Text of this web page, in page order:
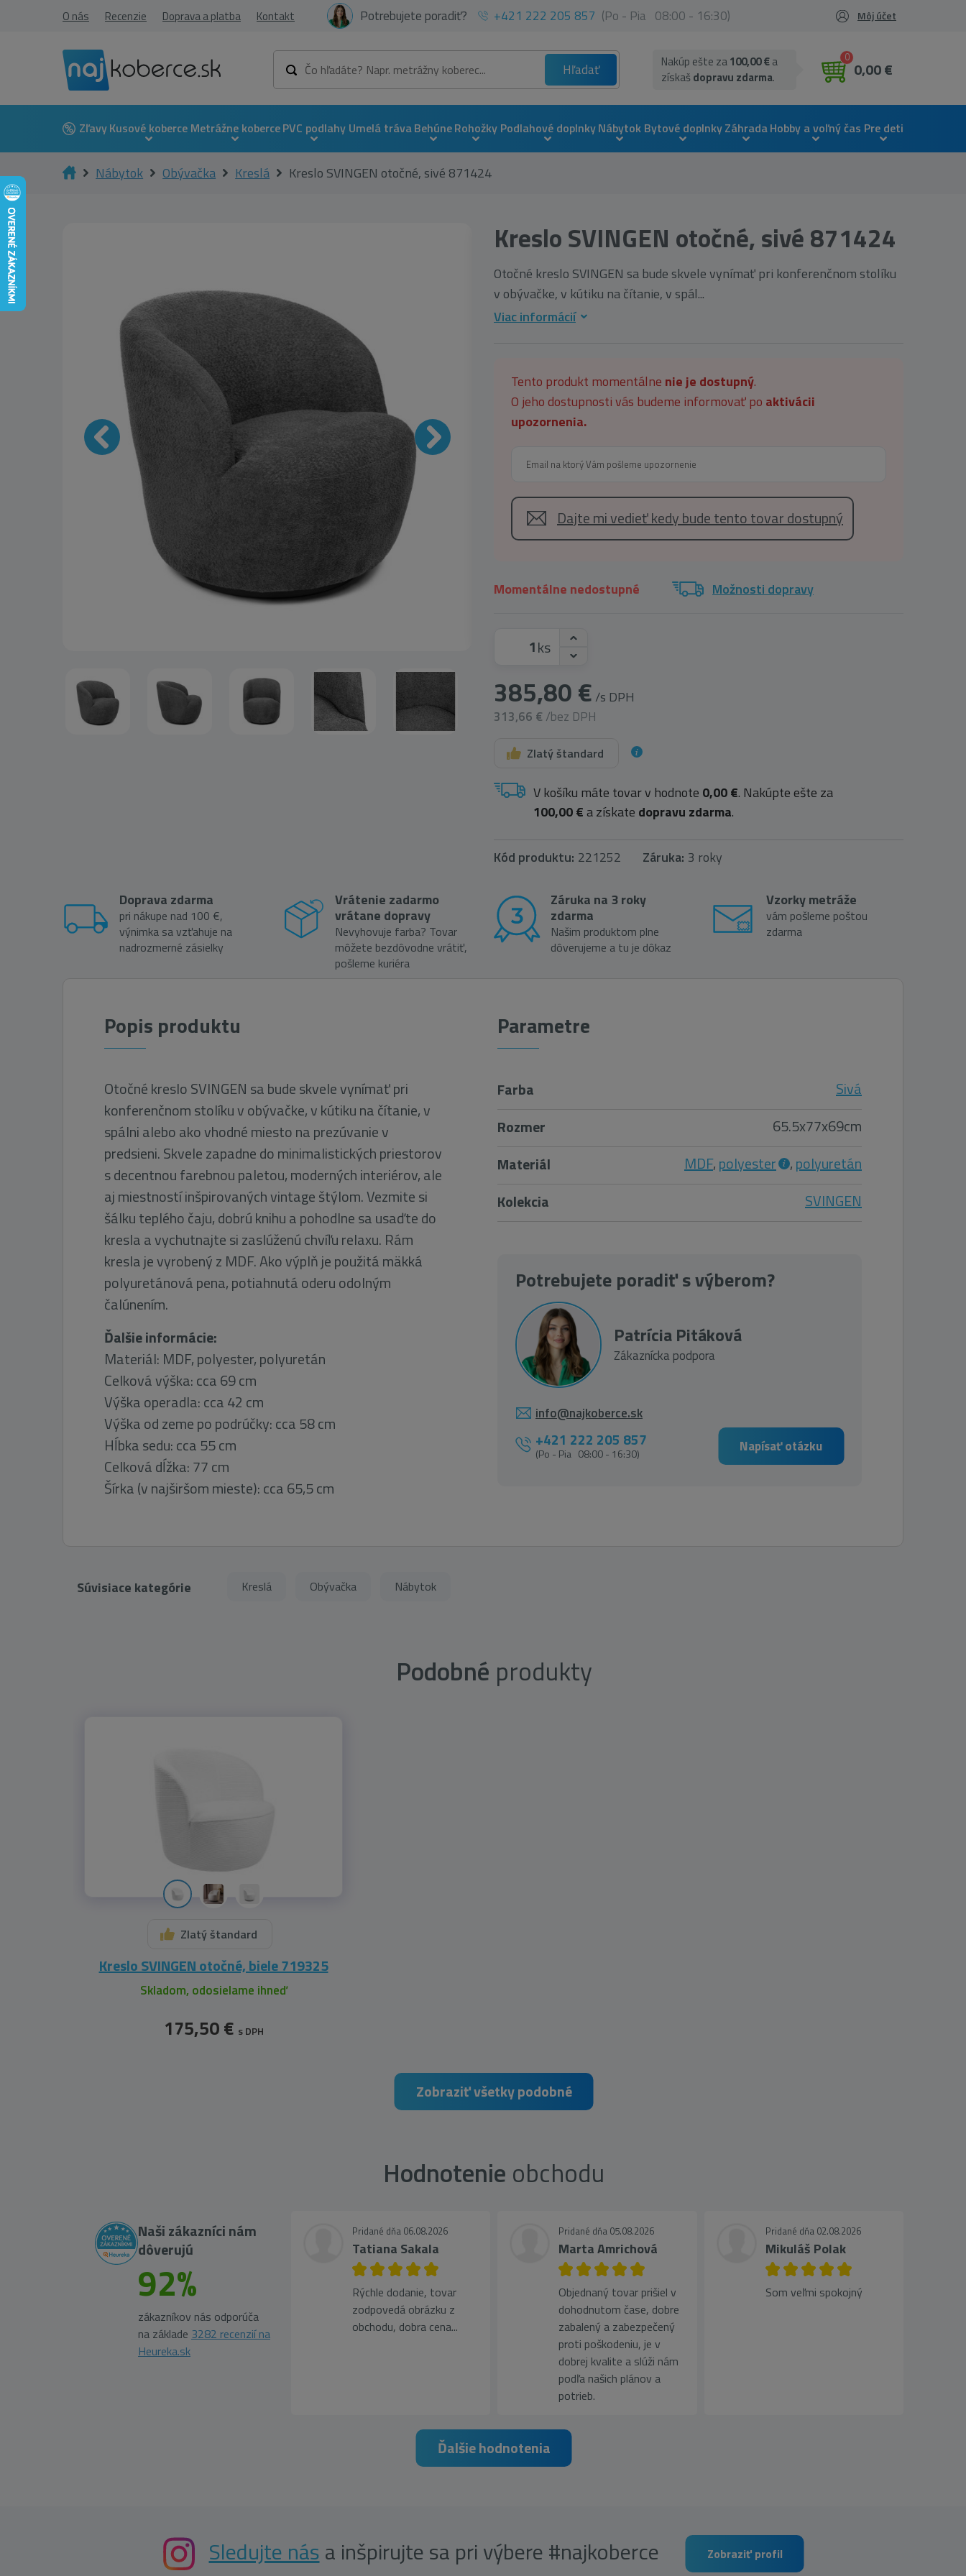
O nás Recenzie Doprava a platba Kontakt Potrebujete poradiť? +421 222 205 857 (Po - Pia 08:00 - 16:30) Môj účet
Hľadať
0
0,00 €
Nakúp ešte za100,00 €a
získaš dopravu zdarma.
ZľavyKusové koberce Metrážne kobercePVC podlahy Umelá trávaBehúneRohožky Podlahové doplnkyNábytok Bytové doplnkyZáhradaHobby a voľný čas Pre deti
Nábytok Obývačka Kreslá Kreslo SVINGEN otočné, sivé 871424
Kreslo SVINGEN otočné, sivé 871424
Otočné kreslo SVINGEN sa bude skvele vynímať pri konferenčnom stolíku
v obývačke, v kútiku na čítanie, v spál...
Viac informácií
Tento produkt momentálne nie je dostupný.
O jeho dostupnosti vás budeme informovať po aktivácii
upozornenia.
Dajte mi vedieť kedy bude tento tovar dostupný
Momentálne nedostupné Možnosti dopravy
ks
385,80 € /s DPH
313,66 € /bez DPH
Zlatý štandard
V košíku máte tovar v hodnote 0,00 €. Nakúpte ešte za
100,00 €a získate dopravu zdarma.
Kód produktu: 221252 Záruka: 3 roky
Doprava zdarma
pri nákupe nad 100 €,
výnimka sa vzťahuje na
nadrozmerné zásielky
Vrátenie zadarmo
vrátane dopravy
Nevyhovuje farba? Tovar
môžete bezdôvodne vrátiť,
pošleme kuriéra
Záruka na 3 roky
zdarma
Našim produktom plne
dôverujeme a tu je dôkaz
Vzorky metráže
vám pošleme poštou
zdarma
Popis produktu
Otočné kreslo SVINGEN sa bude skvele vynímať pri
konferenčnom stolíku v obývačke, v kútiku na čítanie, v
spálni alebo ako vhodné miesto na prezúvanie v
predsieni. Skvele zapadne do minimalistických priestorov
s decentnou farebnou paletou, moderných interiérov, ale
aj miestností inšpirovaných vintage štýlom. Vezmite si
šálku teplého čaju, dobrú knihu a pohodlne sa usaďte do
kresla a vychutnajte si zaslúženú chvíľu relaxu. Rám
kresla je vyrobený z MDF. Ako výplň je použitá mäkká
polyuretánová pena, potiahnutá oderu odolným
čalúnením.
Ďalšie informácie:
Materiál: MDF, polyester, polyuretán
Celková výška: cca 69 cm
Výška operadla: cca 42 cm
Výška od zeme po podrúčky: cca 58 cm
Hĺbka sedu: cca 55 cm
Celková dĺžka: 77 cm
Šírka (v najširšom mieste): cca 65,5 cm
Parametre
Farba
Sivá
Rozmer
65.5x77x69cm
Materiál
MDF,polyester ,polyuretán
Kolekcia
SVINGEN
Potrebujete poradiť s výberom?
Patrícia Pitáková
Zákaznícka podpora
info@najkoberce.sk
+421 222 205 857
(Po - Pia 08:00 - 16:30) Napísať otázku
Súvisiace kategórie Kreslá Obývačka Nábytok
Podobné produkty
Zlatý štandard
Kreslo SVINGEN otočné, biele 719325
Skladom, odosielame ihneď
175,50 € s DPH
Zobraziť všetky podobné
Hodnotenie obchodu
Naši zákazníci nám
dôverujú
92%
zákazníkov nás odporúča
na základe 3282 recenzií na
Heureka.sk
Pridané dňa 06.08.2026
Tatiana Sakala
Rýchle dodanie, tovar
zodpovedá obrázku z
obchodu, dobra cena...
Pridané dňa 05.08.2026
Marta Amrichová
Objednaný tovar prišiel v
dohodnutom čase, dobre
zabalený a zabezpečený
proti poškodeniu, je v
dobrej kvalite a slúži nám
podľa našich plánov a
potrieb.
Pridané dňa 02.08.2026
Mikuláš Polak
Som veľmi spokojný
Ďalšie hodnotenia
Sledujte nása inšpirujte sa pri výbere #najkoberce Zobraziť profil